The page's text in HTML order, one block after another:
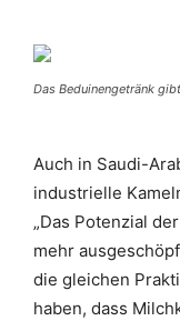
Das Beduinengetränk
Auch in Saudi-
industrielle
„Das Potenzial
mehr
die gleichen
haben, dass